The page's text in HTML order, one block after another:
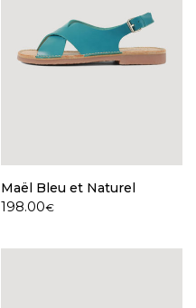
Maël Bleu et Naturel
198.00€